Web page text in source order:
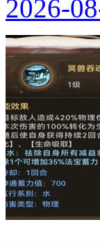
2026-